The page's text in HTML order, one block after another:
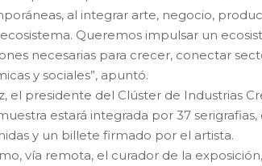
al integrar arte, negocio,
Queremos impulsar un
necesarias para crecer, conectar
y sociales”, apuntó.
el presidente del Clúster de Industrias
estará integrada por 37
y un billete firmado por el artista.
vía remota, el curador de la